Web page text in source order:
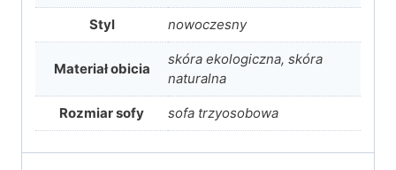
Styl nowoczesny
Materiał obicia
skóra ekologiczna, skóra
naturalna
Rozmiar sofy sofa trzyosobowa